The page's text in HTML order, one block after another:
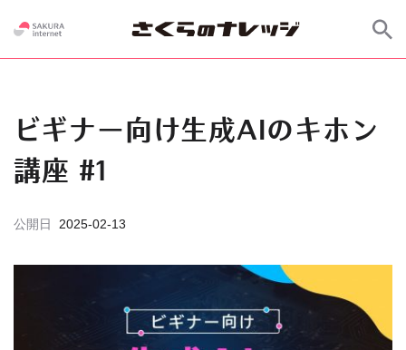
ビギナー向け生成AIのキホン
講座 #1
公開日 2025-02-13